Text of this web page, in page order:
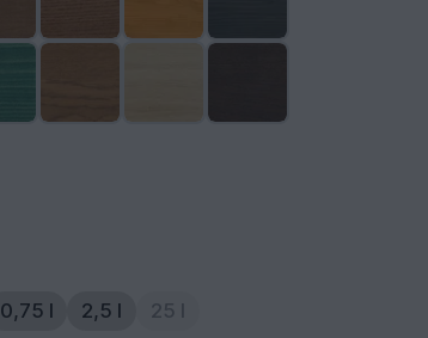
0,75 l 2,5 l 25 l